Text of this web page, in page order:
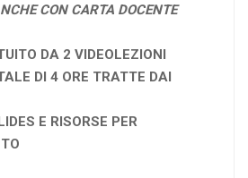
CON CARTA DOCENTE
DA 2 VIDEOLEZIONI
DI 4 ORE TRATTE DAI
E RISORSE PER